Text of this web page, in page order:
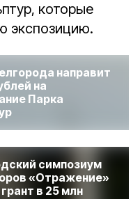
которые
экспозицию.
направит
на
Парка
симпозиум
«Отражение»
в 25 млн